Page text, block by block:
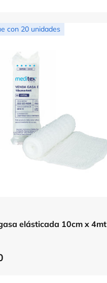
con 20 unidades
elásticada 10cm x 4mt